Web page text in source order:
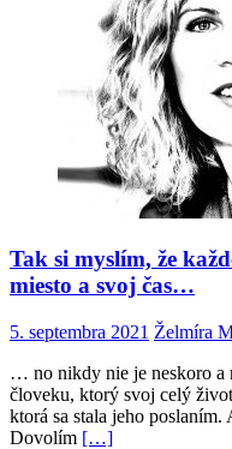
Tak si myslím, že
miesto a svoj čas…
5. septembra 2021 Želmíra
… no nikdy nie je neskoro
človeku, ktorý svoj celý
ktorá sa stala jeho
Dovolím […]